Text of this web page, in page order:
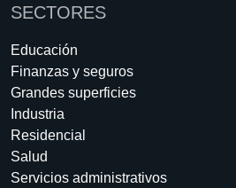
SECTORES
Educación
Finanzas y seguros
Grandes superficies
Industria
Residencial
Salud
Servicios administrativos